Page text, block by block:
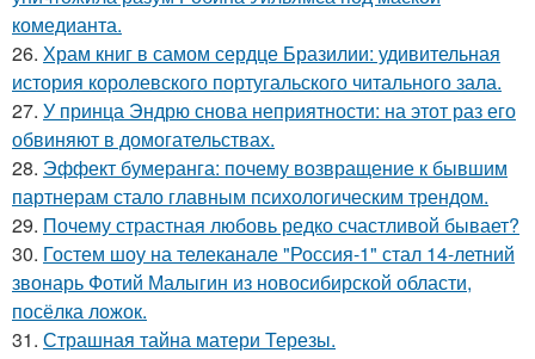
комедианта.
26. Храм книг в самом сердце Бразилии: удивительная
история королевского португальского читального зала.
27. У принца Эндрю снова неприятности: на этот раз его
обвиняют в домогательствах.
28. Эффект бумеранга: почему возвращение к бывшим
партнерам стало главным психологическим трендом.
29. Почему страстная любовь редко счастливой бывает?
30. Гостем шоу на телеканале "Россия-1" стал 14-летний
звонарь Фотий Малыгин из новосибирской области,
посёлка ложок.
31. Страшная тайна матери Терезы.